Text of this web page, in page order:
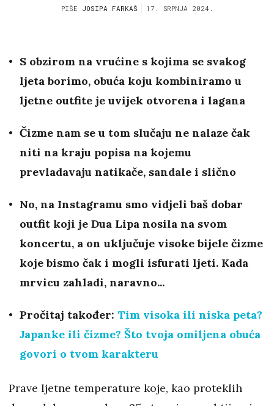
PIŠE JOSIPA FARKAŠ 17. SRPNJA 2024.
S obzirom na vrućine s kojima se svakog
ljeta borimo, obuća koju kombiniramo u
ljetne outfite je uvijek otvorena i lagana
Čizme nam se u tom slučaju ne nalaze čak
niti na kraju popisa na kojemu
prevladavaju natikače, sandale i slično
No, na Instagramu smo vidjeli baš dobar
outfit koji je Dua Lipa nosila na svom
koncertu, a on uključuje visoke bijele čizme
koje bismo čak i mogli isfurati ljeti. Kada
mrvicu zahladi, naravno...
Pročitaj također: Tim visoka ili niska peta?
Japanke ili čizme? Što tvoja omiljena obuća
govori o tvom karakteru
Prave ljetne temperature koje, kao proteklih